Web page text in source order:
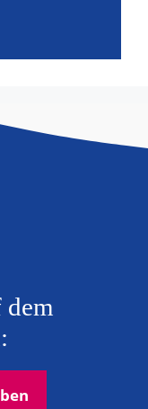
dem